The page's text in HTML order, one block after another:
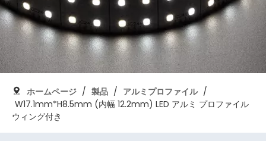
サポート
ダウンロード
ブログ
コンタクト
Deutsch
Italiano
한국어
Nederlands
ホームページ / 製品 / アルミプロファイル /
W17.1mm*H8.5mm (内幅 12.2mm) LED アルミ プロファイル
ウィング付き